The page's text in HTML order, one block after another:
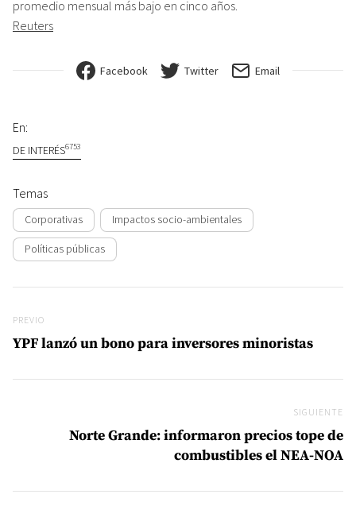
promedio mensual más bajo en cinco años.
Reuters
Facebook Twitter Email
En:
DE INTERÉS6753
Temas
Corporativas Impactos socio-ambientales
Políticas públicas
Previo
PREVIO
YPF lanzó un bono para inversores minoristas
SIGUIENTE
Norte Grande: informaron precios tope de
combustibles el NEA-NOA